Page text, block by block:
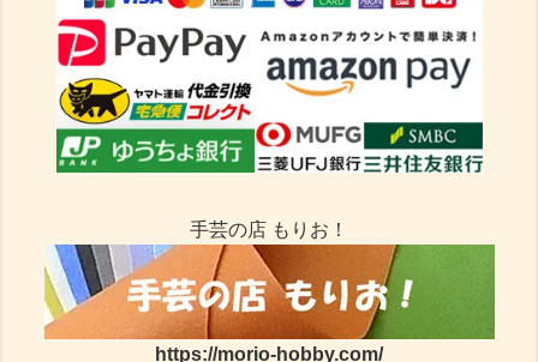
手芸の店 もりお！
https://morio-hobby.com/